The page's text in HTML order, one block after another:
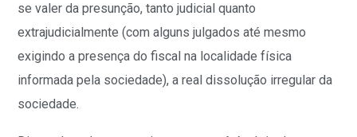
se valer da presunção, tanto judicial quanto
extrajudicialmente (com alguns julgados até mesmo
exigindo a presença do fiscal na localidade física
informada pela sociedade), a real dissolução irregular da
sociedade.